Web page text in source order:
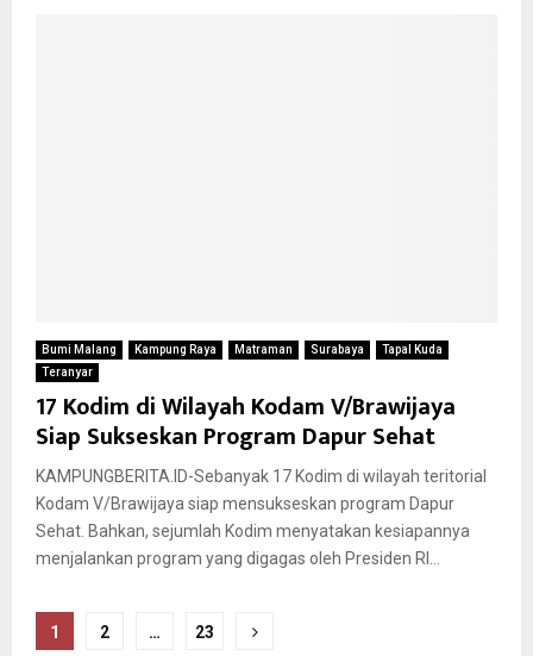
Bumi Malang Kampung Raya Matraman Surabaya
Tapal Kuda
Teranyar
17 Kodim di Wilayah Kodam V/Brawijaya
Siap Sukseskan Program Dapur Sehat
KAMPUNGBERITA.ID-Sebanyak 17 Kodim di wilayah teritorial
Kodam V/Brawijaya siap mensukseskan program Dapur
Sehat. Bahkan, sejumlah Kodim menyatakan kesiapannya
menjalankan program yang digagas oleh Presiden RI...
Paginasi
1 2 … 23